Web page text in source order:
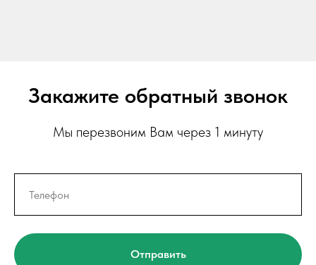
Закажите обратный звонок
Мы перезвоним Вам через 1 минуту
Отправить